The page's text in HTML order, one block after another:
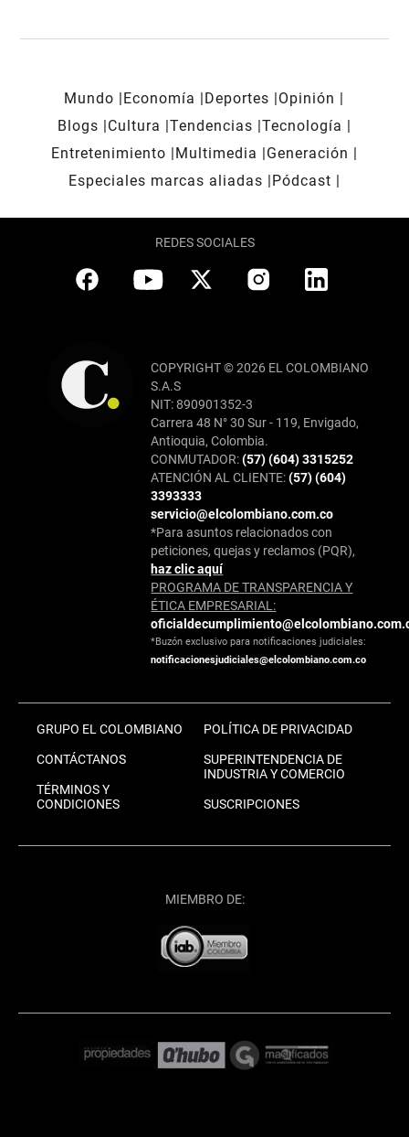
Mundo Economía Deportes
Opinión
Blogs
Cultura Tendencias Tecnología
Entretenimiento
Multimedia
Generación
Especiales marcas aliadas
Pódcast
REDES SOCIALES
COPYRIGHT © 2026 EL COLOMBIANO
S.A.S
NIT: 890901352-3
Carrera 48 N° 30 Sur - 119, Envigado,
Antioquia, Colombia.
CONMUTADOR:(57) (604) 3315252
ATENCIÓN AL CLIENTE:(57) (604)
3393333
servicio@elcolombiano.com.co
*Para asuntos relacionados con
peticiones, quejas y reclamos (PQR),
haz clic aquí
PROGRAMA DE TRANSPARENCIA Y
ÉTICA EMPRESARIAL:
*Buzón exclusivo para notificaciones judiciales:
notificacionesjudiciales@elcolombiano.com.co
GRUPO EL COLOMBIANO
CONTÁCTANOS
TÉRMINOS Y
CONDICIONES
POLÍTICA DE PRIVACIDAD
SUPERINTENDENCIA DE
INDUSTRIA Y COMERCIO
SUSCRIPCIONES
MIEMBRO DE: